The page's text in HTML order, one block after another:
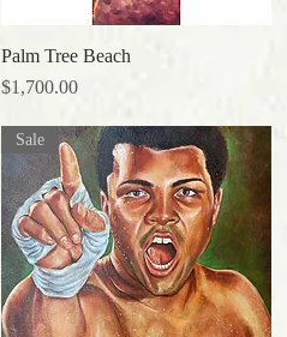
クイックビュー
Palm Tree Beach
価格
$1,700.00
Sale